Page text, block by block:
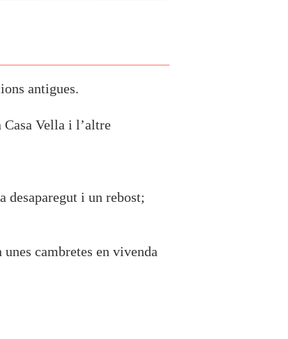
antigues.
Casa Vella i l’altre
desaparegut i un rebost;
cambretes en vivenda